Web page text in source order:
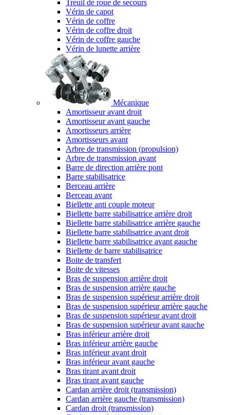
Treuil de roue de secours
Vérin de capot
Vérin de coffre
Vérin de coffre droit
Vérin de coffre gauche
Vérin de lunette arrière
Mécanique
Amortisseur avant droit
Amortisseur avant gauche
Amortisseurs arrière
Amortisseurs avant
Arbre de transmission (propulsion)
Arbre de transmission avant
Barre de direction arrière pont
Barre stabilisatrice
Berceau arrière
Berceau avant
Biellette anti couple moteur
Biellette barre stabilisatrice arrière droit
Biellette barre stabilisatrice arrière gauche
Biellette barre stabilisatrice avant droit
Biellette barre stabilisatrice avant gauche
Biellette de barre stabilisatrice
Boite de transfert
Boite de vitesses
Bras de suspension arrière droit
Bras de suspension arrière gauche
Bras de suspension supérieur arrière droit
Bras de suspension supérieur arrière gauche
Bras de suspension supérieur avant droit
Bras de suspension supérieur avant gauche
Bras inférieur arrière droit
Bras inférieur arrière gauche
Bras inférieur avant droit
Bras inférieur avant gauche
Bras tirant avant droit
Bras tirant avant gauche
Cardan arrière droit (transmission)
Cardan arrière gauche (transmission)
Cardan droit (transmission)